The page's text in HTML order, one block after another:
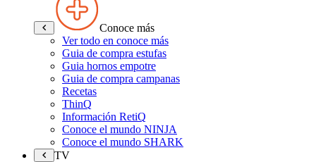
Conoce más
Ver todo en conoce más
Guia de compra estufas
Guia hornos empotre
Guia de compra campanas
Recetas
ThinQ
Información RetiQ
Conoce el mundo NINJA
Conoce el mundo SHARK
TV